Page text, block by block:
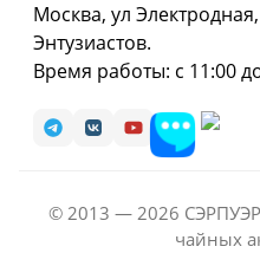
Москва, ул
Энтузиастов.
Время работы: с 11:00
© 2013 — 2026
чайных